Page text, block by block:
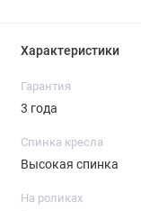
Характеристики
Гарантия
3 года
Спинка кресла
Высокая спинка
На роликах